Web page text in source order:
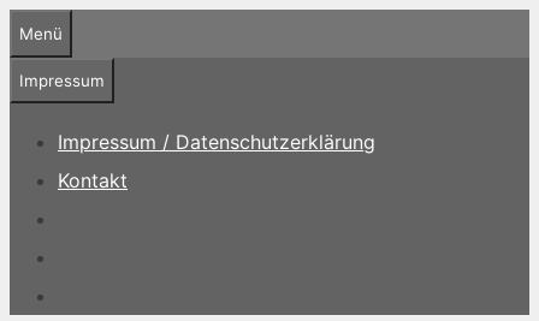
Zum
Inhalt
springen
Menü
Impressum
Impressum / Datenschutzerklärung
Kontakt